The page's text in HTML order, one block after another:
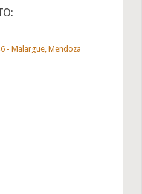
- Malargue, Mendoza